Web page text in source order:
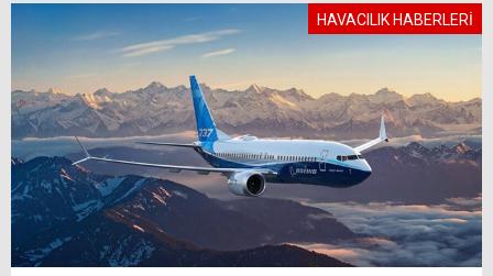
HAVACILIK HABERLERİ